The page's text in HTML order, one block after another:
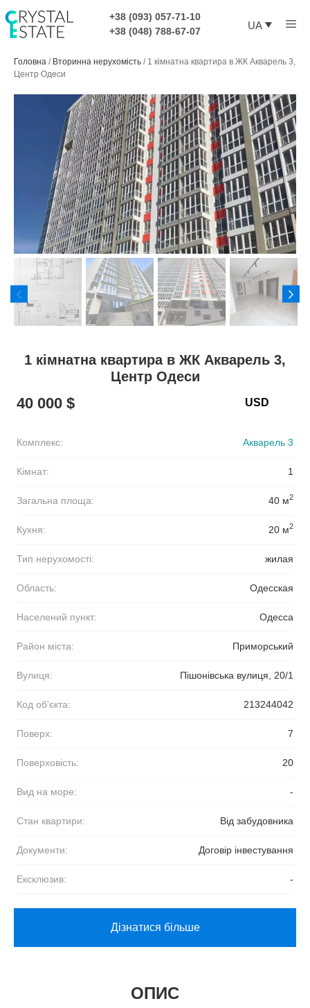
до
контенту
+38 (093) 057-71-10
+38 (048) 788-67-07
UA
Головна / Вторинна нерухомість / 1 кімнатна квартира в ЖК Акварель 3,
Центр Одеси
1 кімнатна квартира в ЖК Акварель 3,
Центр Одеси
40 000 $
Комплекс: Акварель 3
Кімнат: 1
Загальна площа: 40 м2
Кухня: 20 м2
Тип нерухомості: жилая
Область: Одесская
Населений пункт: Одесса
Район міста: Приморський
Вулиця: Пішонівська вулиця, 20/1
Код об'єкта: 213244042
Поверх: 7
Поверховість: 20
Вид на море: -
Стан квартири: Від забудовника
Документи: Договір інвестування
Ексклюзив: -
Дізнатися більше
ОПИС